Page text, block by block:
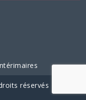
réservés